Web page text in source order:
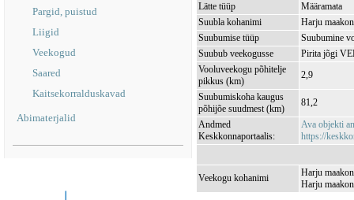
Pargid, puistud
Liigid
Veekogud
Saared
Kaitsekorralduskavad
Abimaterjalid
Lätte tüüp
Määramata
Suubla kohanimi
Harju
Suubumise tüüp
Suubumine
Suubub veekogusse
Pirita jõgi
Vooluveekogu põhitelje
pikkus (km)
2,9
Suubumiskoha kaugus
põhijõe suudmest (km)
81,2
Andmed
Keskkonnaportaalis:
Ava objekti
https://
Veekogu kohanimi
Harju
Harju